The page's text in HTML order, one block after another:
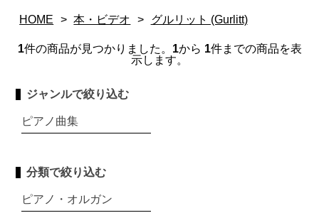
HOME > 本・ビデオ > グルリット (Gurlitt)
1件の商品が見つかりました。 1から 1件までの商品を表
示します。
ジャンルで絞り込む
ピアノ曲集
分類で絞り込む
ピアノ・オルガン